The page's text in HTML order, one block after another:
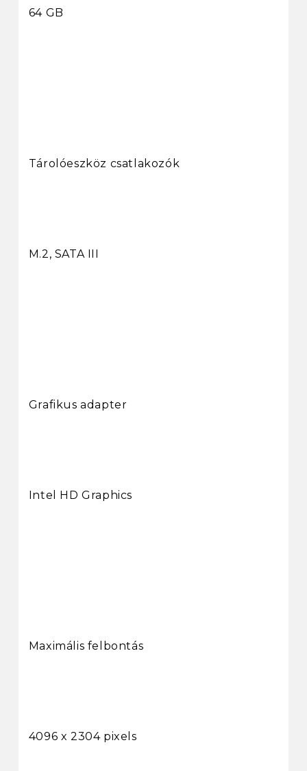
64 GB
Tárolóeszköz csatlakozók
M.2, SATA III
Grafikus adapter
Intel HD Graphics
Maximális felbontás
4096 x 2304 pixels